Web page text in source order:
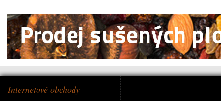
Internetové obchody